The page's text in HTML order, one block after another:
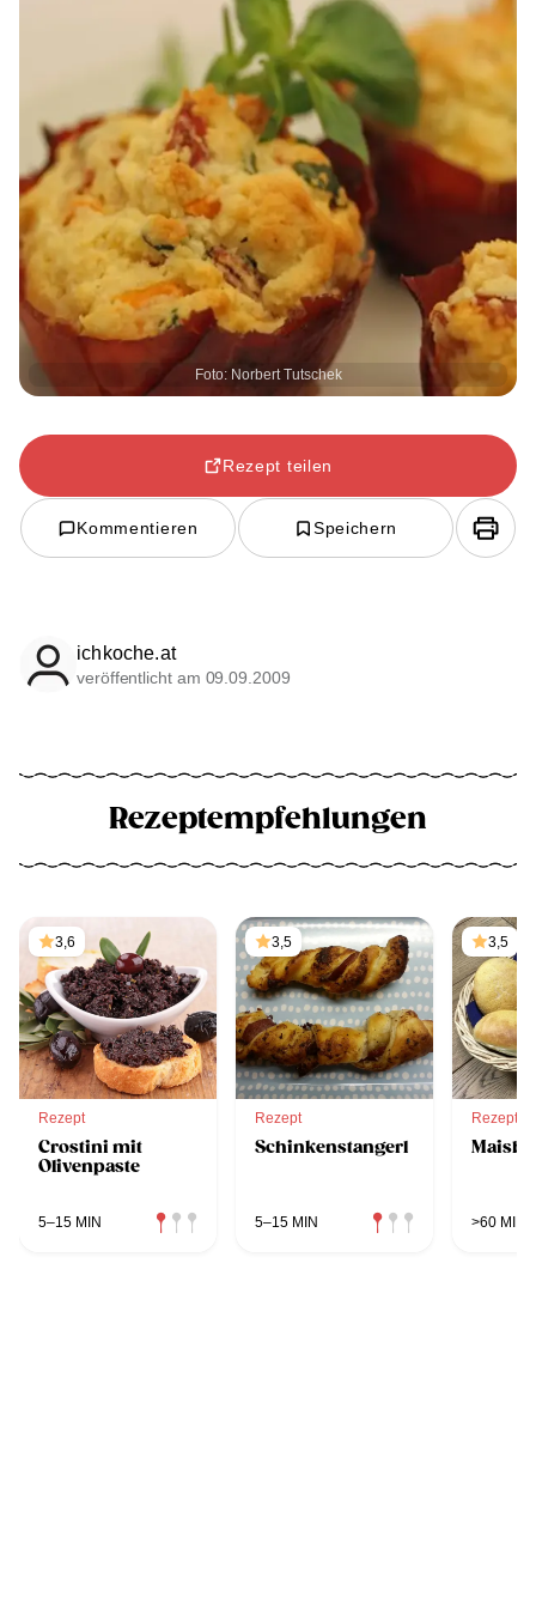
Foto: Norbert Tutschek
Rezept teilen
Kommentieren Speichern
ichkoche.at
veröffentlicht am 09.09.2009
Rezeptempfehlungen
3,6
Rezept
Crostini mit
Olivenpaste
5–15 MIN
3,5
Rezept
Schinkenstangerl
5–15 MIN
3,5
Rezept
>60 MIN